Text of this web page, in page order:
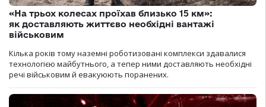
«На трьох колесах проїхав близько 15 км»:
як доставляють життєво необхідні вантажі
військовим
Кілька років тому наземні роботизовані комплекси здавалися
технологією майбутнього, а тепер ними доставляють необхідні
речі військовим й евакуюють поранених.